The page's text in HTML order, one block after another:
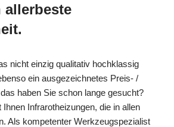
allerbeste
nicht einzig qualitativ hochklassig
ein ausgezeichnetes Preis- /
haben Sie schon lange gesucht?
Infrarotheizungen, die in allen
Als kompetenter Werkzeugspezialist